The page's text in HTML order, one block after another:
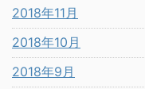
2018年11月
2018年10月
2018年9月